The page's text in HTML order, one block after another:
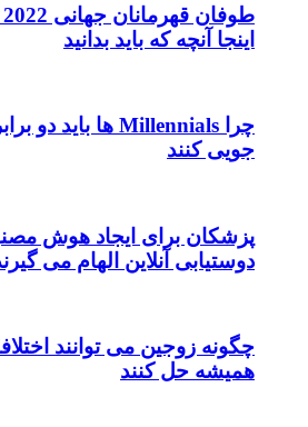
اینجا آنچه که باید بدانید
جویی کنند
پزشکان برای ایجاد هوش
دوستیابی آنلاین الهام می
چگونه زوجین می توانند
همیشه حل کنند